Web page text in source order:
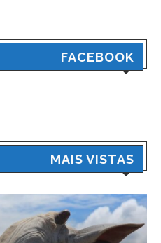
FACEBOOK
MAIS VISTAS